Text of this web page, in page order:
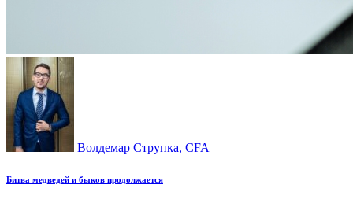
Волдемар Струпка, CFA
Битва медведей и быков продолжается